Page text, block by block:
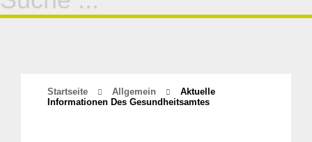
für:
Startseite Allgemein
Aktuelle
Informationen Des Gesundheitsamtes